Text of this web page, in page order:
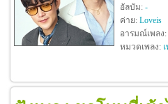
อัลบัม: -
ค่าย: Loveis
อารมณ์เพลง:
หมวดเพลง: